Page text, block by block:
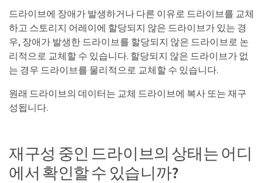
드라이브에 장애가 발생하거나 다른 이유로 드라이브를 교체
하고 스토리지 어레이에 할당되지 않은 드라이브가 있는 경
우, 장애가 발생한 드라이브를 할당되지 않은 드라이브로 논
리적으로 교체할 수 있습니다. 할당되지 않은 드라이브가 없
는 경우 드라이브를 물리적으로 교체할 수 있습니다.
원래 드라이브의 데이터는 교체 드라이브에 복사 또는 재구
성됩니다.
재구성 중인 드라이브의 상태는 어디
에서 확인할 수 있습니까?